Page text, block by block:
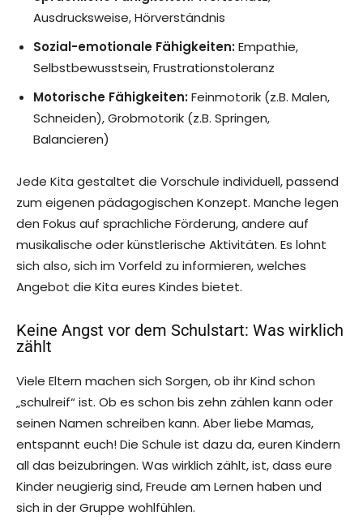
Ausdrucksweise, Hörverständnis
Sozial-emotionale Fähigkeiten:Empathie,
Selbstbewusstsein, Frustrationstoleranz
Motorische Fähigkeiten:Feinmotorik (z.B. Malen,
Schneiden), Grobmotorik (z.B. Springen,
Balancieren)
Jede Kita gestaltet die Vorschule individuell, passend
zum eigenen pädagogischen Konzept. Manche legen
den Fokus auf sprachliche Förderung, andere auf
musikalische oder künstlerische Aktivitäten. Es lohnt
sich also, sich im Vorfeld zu informieren, welches
Angebot die Kita eures Kindes bietet.
Keine Angst vor dem Schulstart: Was wirklich
zählt
Viele Eltern machen sich Sorgen, ob ihr Kind schon
„schulreif“ ist. Ob es schon bis zehn zählen kann oder
seinen Namen schreiben kann. Aber liebe Mamas,
entspannt euch! Die Schule ist dazu da, euren Kindern
all das beizubringen. Was wirklich zählt, ist, dass eure
Kinder neugierig sind, Freude am Lernen haben und
sich in der Gruppe wohlfühlen.